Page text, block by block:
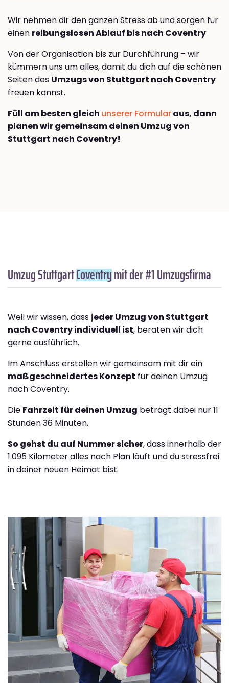
Wir nehmen dir den ganzen Stress ab und sorgen für
einen reibungslosen Ablauf bis nach Coventry
Von der Organisation bis zur Durchführung – wir
kümmern uns um alles, damit du dich auf die schönen
Seiten des Umzugs von Stuttgart nach Coventry
freuen kannst.
Füll am besten gleich unserer Formularaus, dann
planen wir gemeinsam deinen Umzug von
Stuttgart nach Coventry!
Umzug StuttgartCoventrymit der #1 Umzugsfirma
Weil wir wissen, dass jeder Umzug von Stuttgart
nach Coventry individuell ist, beraten wir dich
gerne ausführlich.
Im Anschluss erstellen wir gemeinsam mit dir ein
maßgeschneidertes Konzept für deinen Umzug
nach Coventry.
Die Fahrzeit für deinen Umzug beträgt dabei nur 11
Stunden 36 Minuten.
So gehst du auf Nummer sicher, dass innerhalb der
1.095 Kilometer alles nach Plan läuft und du stressfrei
in deiner neuen Heimat bist.